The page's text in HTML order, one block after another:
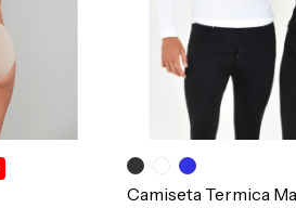
Camiseta Termica